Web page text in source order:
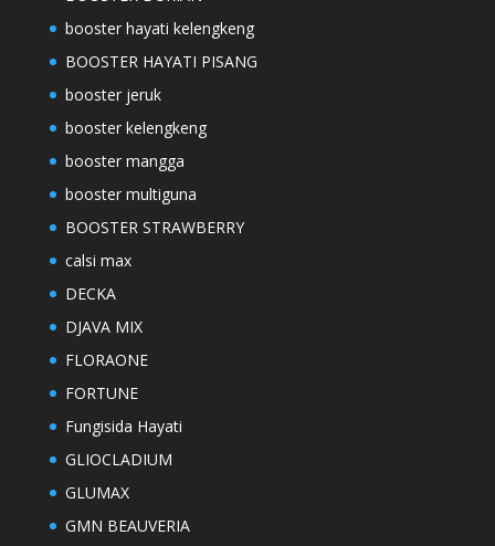
booster hayati kelengkeng
BOOSTER HAYATI PISANG
booster jeruk
booster kelengkeng
booster mangga
booster multiguna
BOOSTER STRAWBERRY
calsi max
DECKA
DJAVA MIX
FLORAONE
FORTUNE
Fungisida Hayati
GLIOCLADIUM
GLUMAX
GMN BEAUVERIA